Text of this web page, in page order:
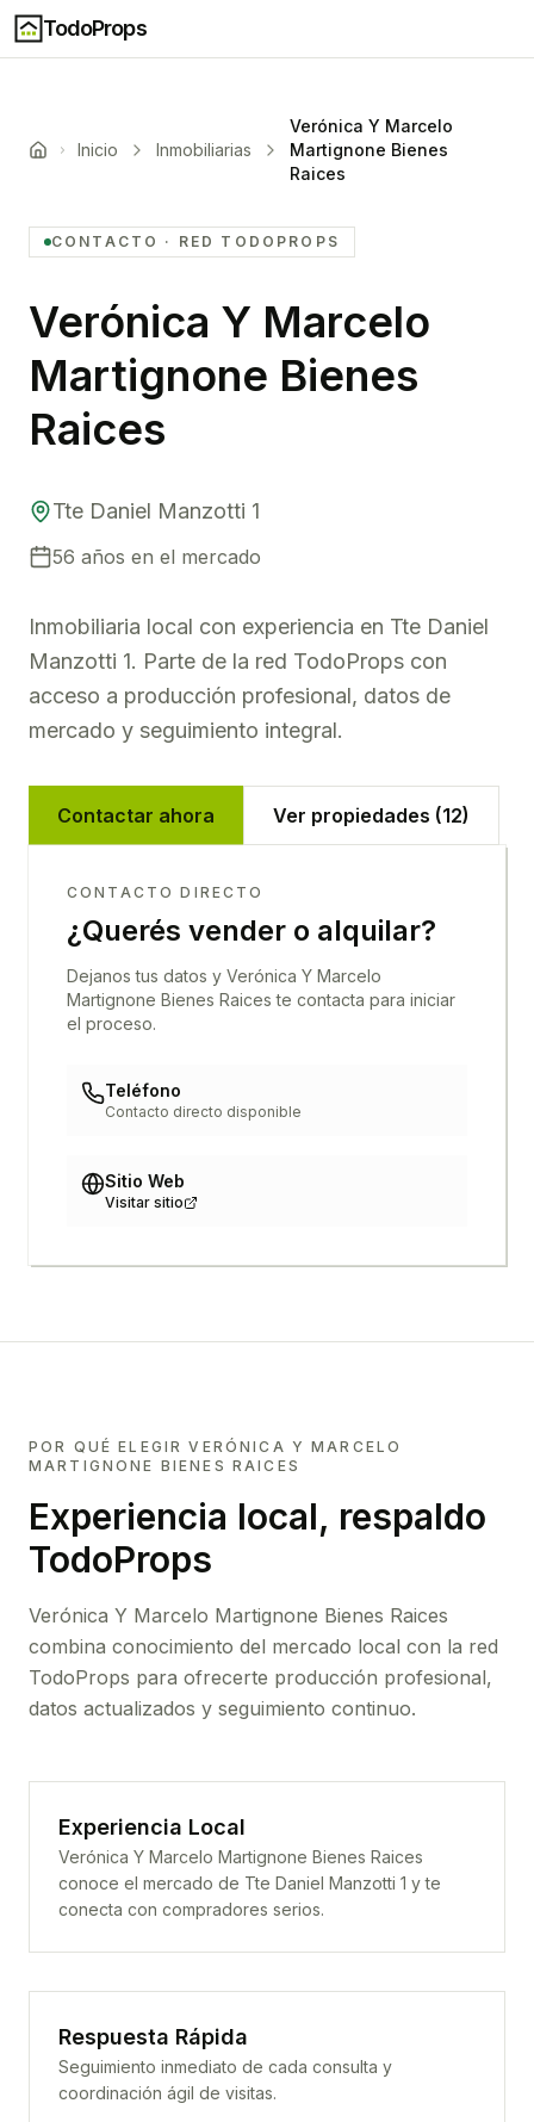
TodoProps
Inicio Inmobiliarias
Verónica Y Marcelo
Martignone Bienes
Raices
CONTACTO · RED TODOPROPS
Verónica Y Marcelo
Martignone Bienes
Raices
Tte Daniel Manzotti 1
56 años en el mercado
Inmobiliaria local con experiencia en Tte Daniel
Manzotti 1. Parte de la red TodoProps con
acceso a producción profesional, datos de
mercado y seguimiento integral.
Contactar ahora Ver propiedades (12)
CONTACTO DIRECTO
¿Querés vender o alquilar?
Dejanos tus datos y Verónica Y Marcelo
Martignone Bienes Raices te contacta para iniciar
el proceso.
Teléfono
Contacto directo disponible
Sitio Web
Visitar sitio
POR QUÉ ELEGIRVERÓNICA Y MARCELO
MARTIGNONE BIENES RAICES
Experiencia local, respaldo
TodoProps
Verónica Y Marcelo Martignone Bienes Raices
combina conocimiento del mercado local con la red
TodoProps para ofrecerte producción profesional,
datos actualizados y seguimiento continuo.
Experiencia Local
Verónica Y Marcelo Martignone Bienes Raices
conoce el mercado de Tte Daniel Manzotti 1 y te
conecta con compradores serios.
Respuesta Rápida
Seguimiento inmediato de cada consulta y
coordinación ágil de visitas.